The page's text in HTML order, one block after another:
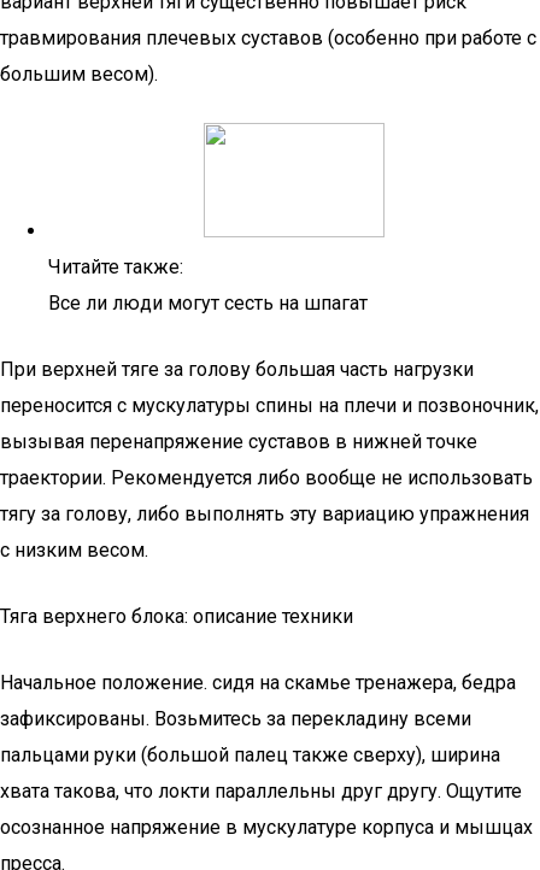
травмирования плечевых суставов (особенно при работе с
большим весом).
Читайте также:
Все ли люди могут сесть на шпагат
При верхней тяге за голову большая часть нагрузки
переносится с мускулатуры спины на плечи и позвоночник,
вызывая перенапряжение суставов в нижней точке
траектории. Рекомендуется либо вообще не использовать
тягу за голову, либо выполнять эту вариацию упражнения
с низким весом.
Тяга верхнего блока: описание техники
Начальное положение. сидя на скамье тренажера, бедра
зафиксированы. Возьмитесь за перекладину всеми
пальцами руки (большой палец также сверху), ширина
хвата такова, что локти параллельны друг другу. Ощутите
осознанное напряжение в мускулатуре корпуса и мышцах
пресса.